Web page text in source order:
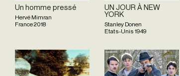
Un homme pressé
Hervé Mimran
France2018
UN JOUR À NEW
YORK
Stanley Donen
Etats-Unis 1949